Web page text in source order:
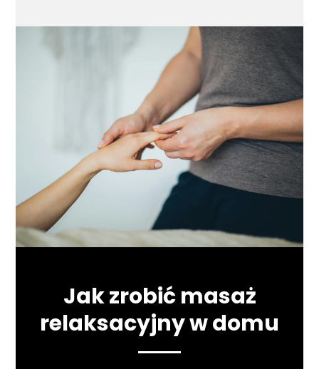
Jak zrobić masaż
relaksacyjny w domu